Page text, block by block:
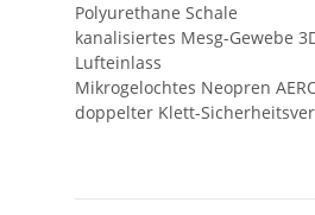
Polyurethane Schale
kanalisiertes Mesg-Gewebe
Lufteinlass
Mikrogelochtes Neopren
doppelter Klett-